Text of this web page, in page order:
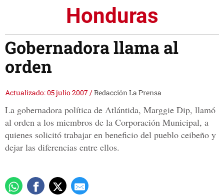
Honduras
Gobernadora llama al
orden
Actualizado: 05 julio 2007/Redacción La Prensa
La gobernadora política de Atlántida, Marggie Dip, llamó
al orden a los miembros de la Corporación Municipal, a
quienes solicitó trabajar en beneficio del pueblo ceibeño y
dejar las diferencias entre ellos.